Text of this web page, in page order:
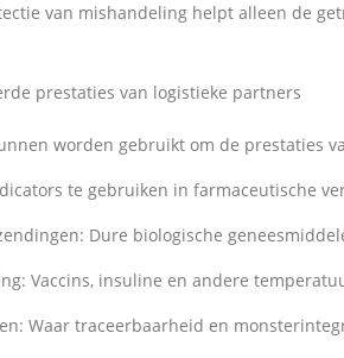
van mishandeling helpt alleen de
prestaties van logistieke partners
worden gebruikt om de prestaties
te gebruiken in farmaceutische
Dure biologische
Vaccins, insuline en andere
Waar traceerbaarheid en